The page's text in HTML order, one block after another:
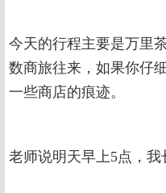
今天的行程主要是万里
数商旅往来，如果你仔
一些商店的痕迹。
老师说明天早上5点，我